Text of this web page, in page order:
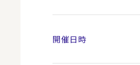
開催日時